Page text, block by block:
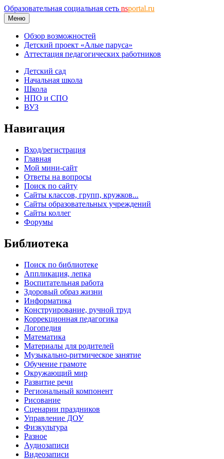
Образовательная социальная сеть nsportal.ru
Меню
Обзор возможностей
Детский проект «Алые паруса»
Аттестация педагогических работников
Детский сад
Начальная школа
Школа
НПО и СПО
ВУЗ
Навигация
Вход/регистрация
Главная
Мой мини-сайт
Ответы на вопросы
Поиск по сайту
Сайты классов, групп, кружков...
Сайты образовательных учреждений
Сайты коллег
Форумы
Библиотека
Поиск по библиотеке
Аппликация, лепка
Воспитательная работа
Здоровый образ жизни
Информатика
Конструирование, ручной труд
Коррекционная педагогика
Логопедия
Математика
Материалы для родителей
Музыкально-ритмическое занятие
Обучение грамоте
Окружающий мир
Развитие речи
Региональный компонент
Рисование
Сценарии праздников
Управление ДОУ
Физкультура
Разное
Аудиозаписи
Видеозаписи